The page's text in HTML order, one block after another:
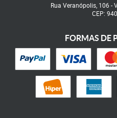
Rua Veranópolis, 106 -
CEP:
FORMAS DE